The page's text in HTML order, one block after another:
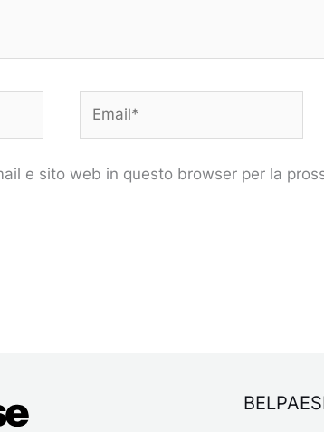
e sito web in questo browser per la